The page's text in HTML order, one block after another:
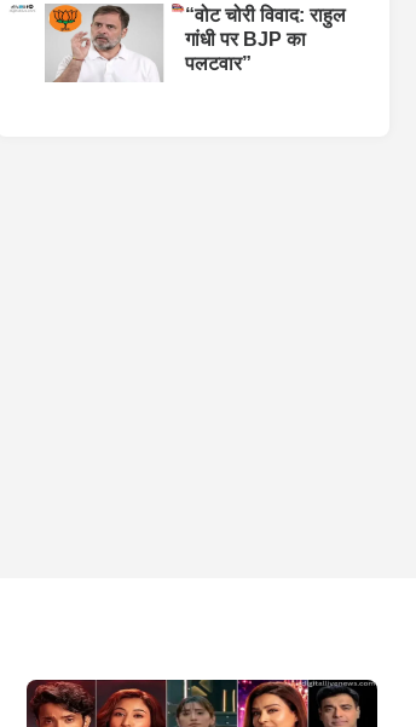
“वोट चोरी विवाद: राहुल
गांधी पर BJP का
पलटवार”